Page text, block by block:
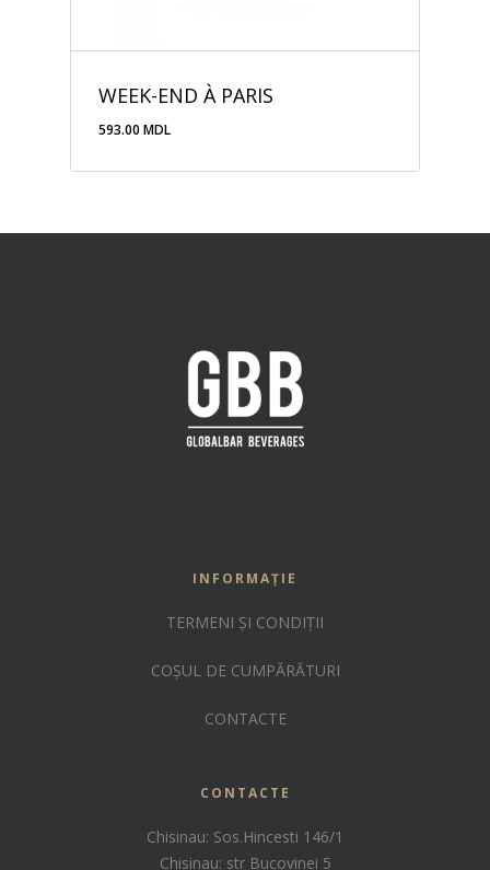
WEEK-END À PARIS
593.00 MDL
INFORMAȚIE
TERMENI ȘI CONDIȚII
COȘUL DE CUMPĂRĂTURI
CONTACTE
CONTACTE
Chisinau: Sos.Hincesti 146/1
Chisinau: str Bucovinei 5